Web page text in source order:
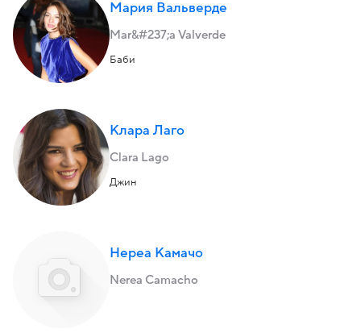
Мария Вальверде
Mar&#237;a Valverde
Баби
Клара Лаго
Clara Lago
Джин
Нереа Камачо
Nerea Camacho